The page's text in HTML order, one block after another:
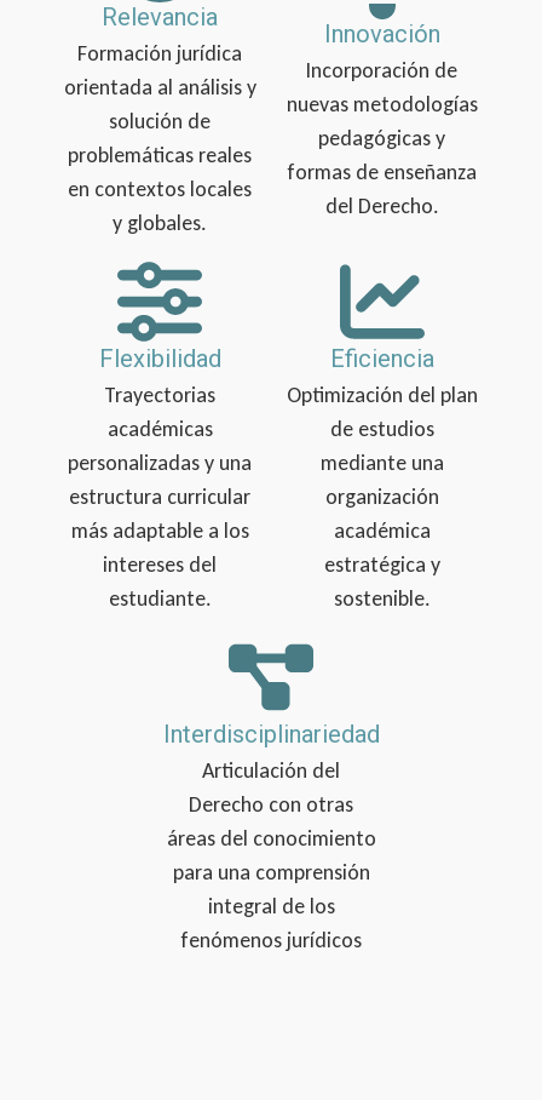
Relevancia
Formación jurídica
orientada al análisis y
solución de
problemáticas reales
en contextos locales
y globales.
Innovación
Incorporación de
nuevas metodologías
pedagógicas y
formas de enseñanza
del Derecho.
Flexibilidad
Trayectorias
académicas
personalizadas y una
estructura curricular
más adaptable a los
intereses del
estudiante.
Eficiencia
Optimización del plan
de estudios
mediante una
organización
académica
estratégica y
sostenible.
Interdisciplinariedad
Articulación del
Derecho con otras
áreas del conocimiento
para una comprensión
integral de los
fenómenos jurídicos